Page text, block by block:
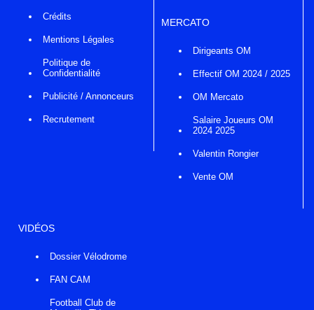
Crédits
Mentions Légales
Politique de
Confidentialité
Publicité / Annonceurs
Recrutement
MERCATO
Dirigeants OM
Effectif OM 2024 / 2025
OM Mercato
Salaire Joueurs OM
2024 2025
Valentin Rongier
Vente OM
VIDÉOS
Dossier Vélodrome
FAN CAM
Football Club de